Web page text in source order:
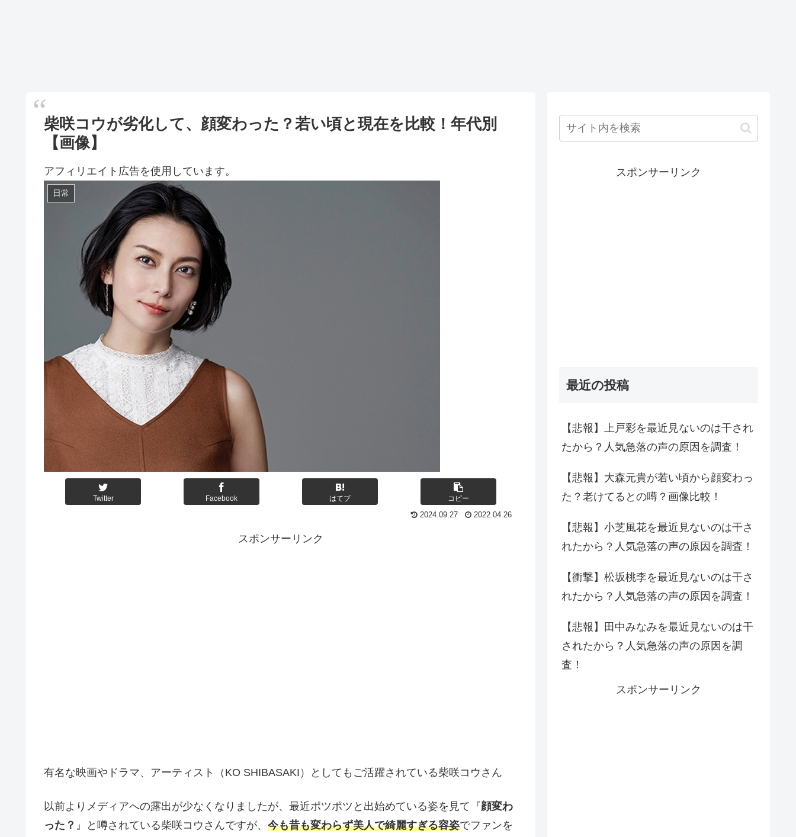
柴咲コウが劣化して、顔変わった？若い頃と現在を比較！年代別
【画像】
アフィリエイト広告を使用しています。
日常
Twitter Facebook はてブ コピー
2024.09.27 2022.04.26
スポンサーリンク
有名な映画やドラマ、アーティスト（KO SHIBASAKI）としてもご活躍されている柴咲コウさん
以前よりメディアへの露出が少なくなりましたが、最近ポツポツと出始めている姿を見て『顔変わ
った？ 』と噂されている柴咲コウさんですが、 今も昔も変わらず美人で綺麗すぎる容姿でファンを
スポンサーリンク
最近の投稿
【悲報】上戸彩を最近見ないのは干され
たから？人気急落の声の原因を調査！
【悲報】大森元貴が若い頃から顔変わっ
た？老けてるとの噂？画像比較！
【悲報】小芝風花を最近見ないのは干さ
れたから？人気急落の声の原因を調査！
【衝撃】松坂桃李を最近見ないのは干さ
れたから？人気急落の声の原因を調査！
【悲報】田中みなみを最近見ないのは干
されたから？人気急落の声の原因を調
査！
スポンサーリンク